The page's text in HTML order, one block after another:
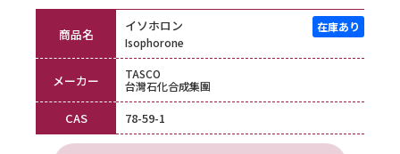
商品名 イソホロン
Isophorone
メーカー
TASCO
台灣石化合成集團
CAS 78-59-1